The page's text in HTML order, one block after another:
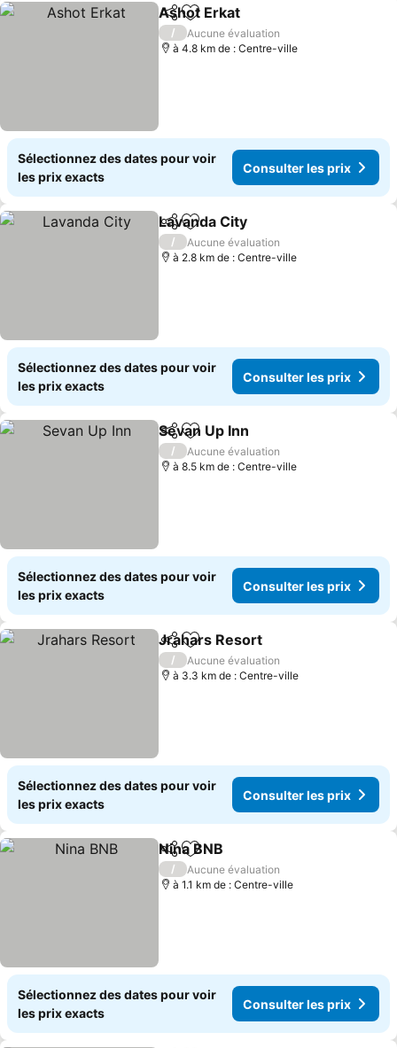
PartagerAjouter à mes favoris
Ashot Erkat
/
Aucune évaluation
à 4.8 km de : Centre-ville
Sélectionnez des dates pour voir
les prix exacts
Consulter les prix
PartagerAjouter à mes favoris
Lavanda City
/
Aucune évaluation
à 2.8 km de : Centre-ville
Sélectionnez des dates pour voir
les prix exacts
Consulter les prix
PartagerAjouter à mes favoris
Sevan Up Inn
/
Aucune évaluation
à 8.5 km de : Centre-ville
Sélectionnez des dates pour voir
les prix exacts
Consulter les prix
PartagerAjouter à mes favoris
Jrahars Resort
/
Aucune évaluation
à 3.3 km de : Centre-ville
Sélectionnez des dates pour voir
les prix exacts
Consulter les prix
PartagerAjouter à mes favoris
Nina BNB
/
Aucune évaluation
à 1.1 km de : Centre-ville
Sélectionnez des dates pour voir
les prix exacts
Consulter les prix